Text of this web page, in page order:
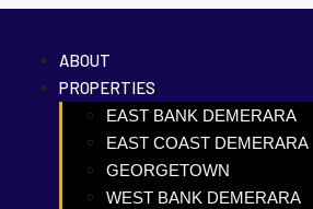
ABOUT
PROPERTIES
EAST BANK DEMERARA
EAST COAST DEMERARA
GEORGETOWN
WEST BANK DEMERARA